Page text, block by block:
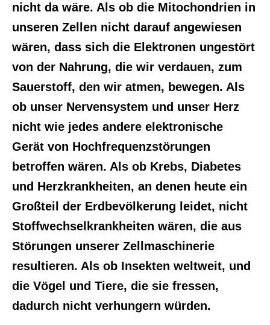
nicht da wäre. Als ob die Mitochondrien in
unseren Zellen nicht darauf angewiesen
wären, dass sich die Elektronen ungestört
von der Nahrung, die wir verdauen, zum
Sauerstoff, den wir atmen, bewegen. Als
ob unser Nervensystem und unser Herz
nicht wie jedes andere elektronische
Gerät von Hochfrequenzstörungen
betroffen wären. Als ob Krebs, Diabetes
und Herzkrankheiten, an denen heute ein
Großteil der Erdbevölkerung leidet, nicht
Stoffwechselkrankheiten wären, die aus
Störungen unserer Zellmaschinerie
resultieren. Als ob Insekten weltweit, und
die Vögel und Tiere, die sie fressen,
dadurch nicht verhungern würden.